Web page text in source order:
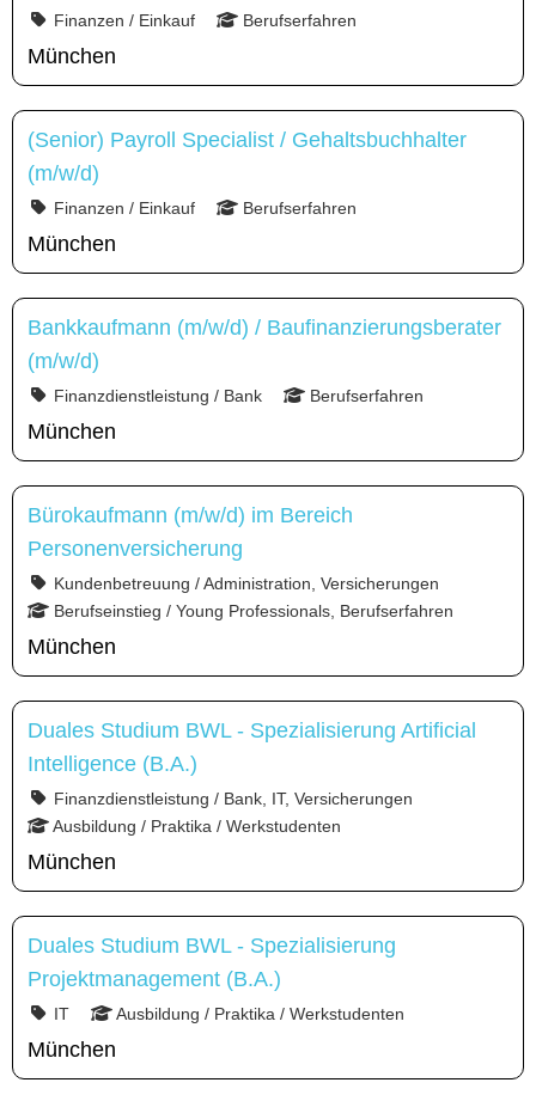
Finanzen / Einkauf Berufserfahren
München
(Senior) Payroll Specialist / Gehaltsbuchhalter
(m/w/d)
Finanzen / Einkauf Berufserfahren
München
Bankkaufmann (m/w/d) / Baufinanzierungsberater
(m/w/d)
Finanzdienstleistung / Bank Berufserfahren
München
Bürokaufmann (m/w/d) im Bereich
Personenversicherung
Kundenbetreuung / Administration, Versicherungen
Berufseinstieg / Young Professionals, Berufserfahren
München
Duales Studium BWL - Spezialisierung Artificial
Intelligence (B.A.)
Finanzdienstleistung / Bank, IT, Versicherungen
Ausbildung / Praktika / Werkstudenten
München
Duales Studium BWL - Spezialisierung
Projektmanagement (B.A.)
IT Ausbildung / Praktika / Werkstudenten
München